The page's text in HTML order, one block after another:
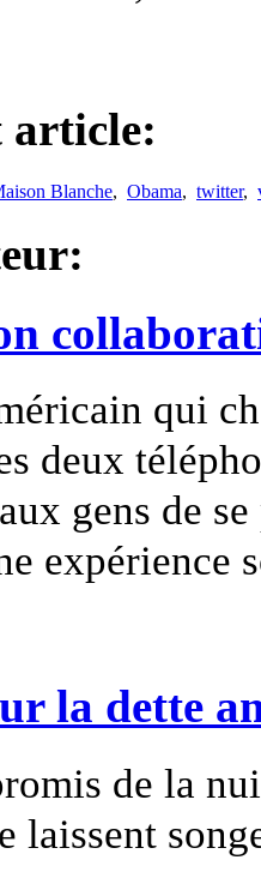
article:
Blanche, Obama, twitter,
qui
deux
gens de
expérience
la dette
de la
laissent